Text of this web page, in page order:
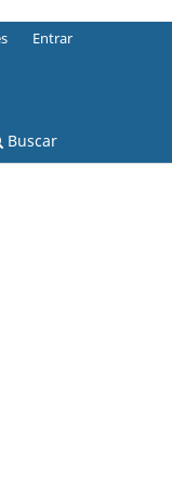
Buscar
Entrar